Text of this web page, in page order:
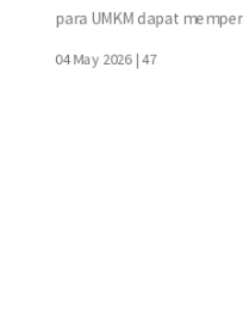
para UMKM dapat
04 May 2026 |47